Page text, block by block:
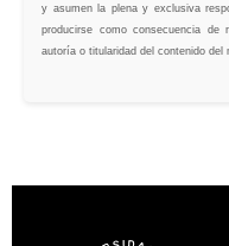
y asumen la plena y exclusiva
producirse como consecuencia de
autoría o titularidad del contenido del